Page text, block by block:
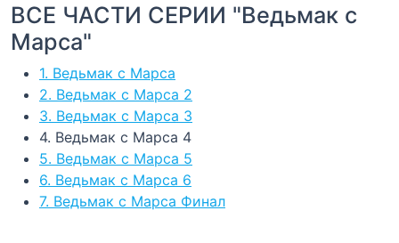
ВСЕ ЧАСТИ СЕРИИ "Ведьмак с
Марса"
1. Ведьмак с Марса
2. Ведьмак с Марса 2
3. Ведьмак с Марса 3
4. Ведьмак с Марса 4
5. Ведьмак с Марса 5
6. Ведьмак с Марса 6
7. Ведьмак с Марса Финал